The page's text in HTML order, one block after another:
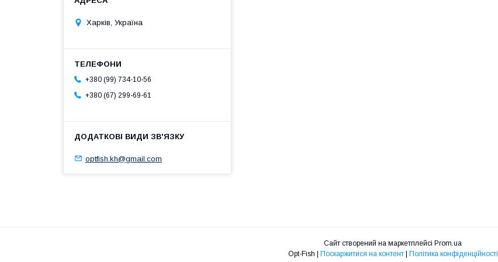
Харків, Україна
+380 (99) 734-10-56
+380 (67) 299-69-61
optfish.kh@gmail.com
Сайт створений на маркетплейсі Prom.ua
Поскаржитися на контент Політика конфіденційності